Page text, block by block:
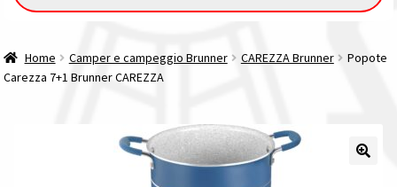
Contatti
Il nostro gruppo acquisti
Home Camper e campeggio Brunner CAREZZA Brunner
Popote
Carezza 7+1 Brunner CAREZZA